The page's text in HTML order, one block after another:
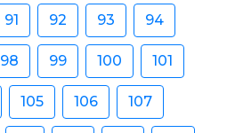
91 92 93 94
98 99 100 101
105 106 107